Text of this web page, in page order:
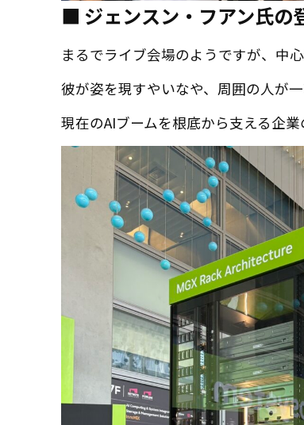
■ ジェンスン・フアン氏の
まるでライブ会場のようですが、中
彼が姿を現すやいなや、周囲の人が
現在のAIブームを根底から支える企